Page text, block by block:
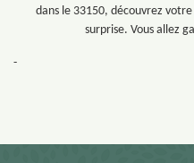
dans le 33150, découvrez
surprise. Vous allez
-